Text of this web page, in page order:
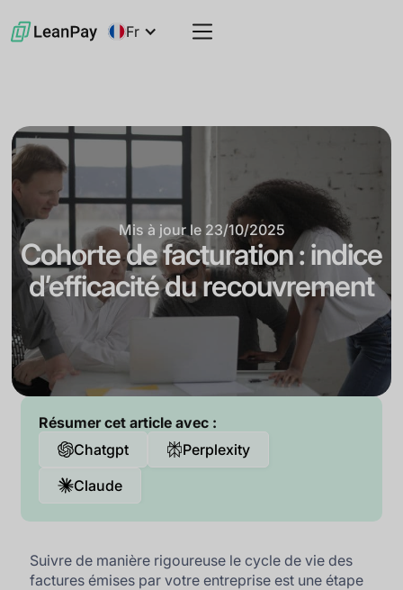
Fr
Mis à jour le 23/10/2025
Cohorte de facturation : indice
d’efficacité du recouvrement
Résumer cet article avec :
Chatgpt
Perplexity
Claude
Suivre de manière rigoureuse le cycle de vie des
factures émises par votre entreprise est une étape